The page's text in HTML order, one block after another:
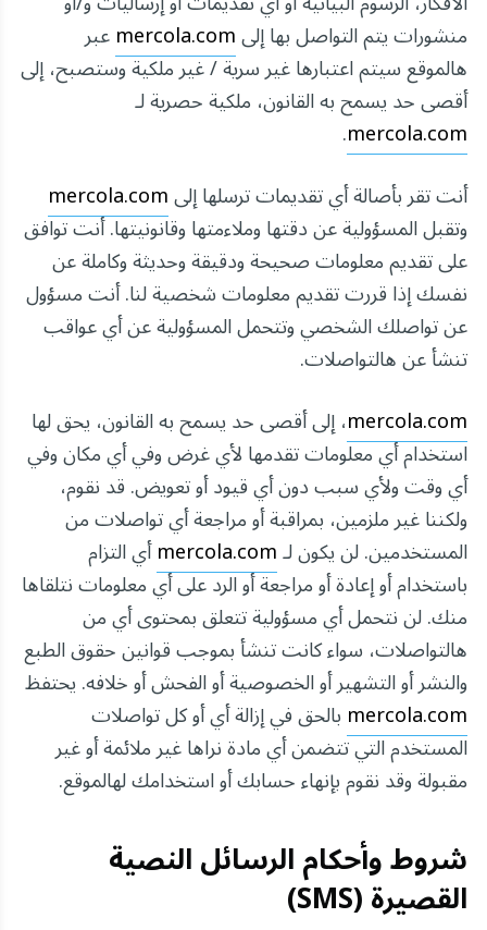
منشورات يتم التواصل بها إلىmercola.comعبر
هالموقع سيتم اعتبارها غير سرية / غير ملكية وستصبح، إلى
أقصى حد يسمح به القانون، ملكية حصرية لـ
mercola.com
.
أنت تقر بأصالة أي تقديمات ترسلها إلىmercola.com
وتقبل المسؤولية عن دقتها وملاءمتها وقانونيتها. أنت توافق
على تقديم معلومات صحيحة ودقيقة وحديثة وكاملة عن
نفسك إذا قررت تقديم معلومات شخصية لنا. أنت مسؤول
عن تواصلك الشخصي وتتحمل المسؤولية عن أي عواقب
تنشأ عن هالتواصلات.
mercola.com، إلى أقصى حد يسمح به القانون، يحق لها
استخدام أي معلومات تقدمها لأي غرض وفي أي مكان وفي
أي وقت ولأي سبب دون أي قيود أو تعويض. قد نقوم،
ولكننا غير ملزمين، بمراقبة أو مراجعة أي تواصلات من
المستخدمين. لن يكون لـmercola.comأي التزام
باستخدام أو إعادة أو مراجعة أو الرد على أي معلومات نتلقاها
منك. لن نتحمل أي مسؤولية تتعلق بمحتوى أي من
هالتواصلات، سواء كانت تنشأ بموجب قوانين حقوق الطبع
والنشر أو التشهير أو الخصوصية أو الفحش أو خلافه. يحتفظ
mercola.com بالحق في إزالة أي أو كل تواصلات
المستخدم التي تتضمن أي مادة نراها غير ملائمة أو غير
مقبولة وقد نقوم بإنهاء حسابك أو استخدامك لهالموقع.
شروط وأحكام الرسائل النصية
القصيرة (SMS)